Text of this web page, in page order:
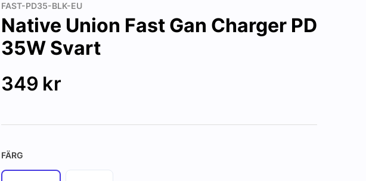
FAST-PD35-BLK-EU
Native Union Fast Gan Charger PD
35W Svart
349 kr
FÄRG